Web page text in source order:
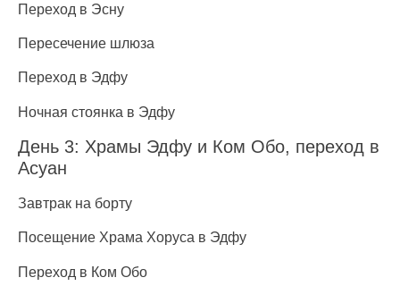
Переход в Эсну
Пересечение шлюза
Переход в Эдфу
Ночная стоянка в Эдфу
День 3: Храмы Эдфу и Ком Обо, переход в
Асуан
Завтрак на борту
Посещение Храма Хоруса в Эдфу
Переход в Ком Обо